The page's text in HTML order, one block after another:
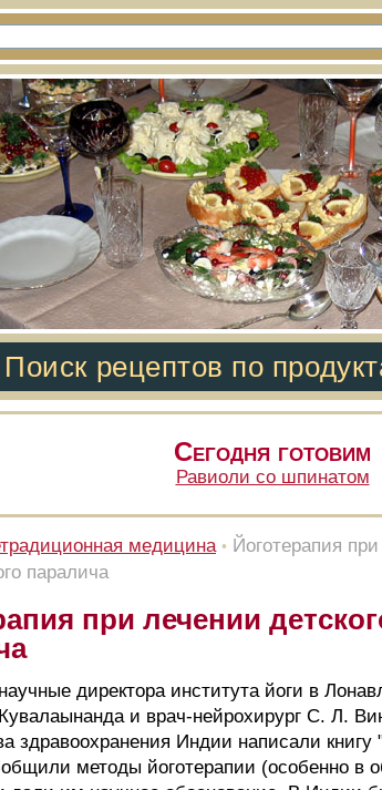
Поиск рецептов по
Сегодня готовим
Равиоли со шпинатом
медицина • Йоготерапия
паралича
при лечении
директора института йоги в
и врач-нейрохирург С. Л.
здравоохранения Индии написали
методы йоготерапии (особенно в